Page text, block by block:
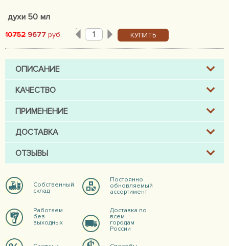
духи 50 мл
10752 9677 руб. КУПИТЬ
ОПИСАНИЕ
КАЧЕСТВО
ПРИМЕНЕНИЕ
ДОСТАВКА
ОТЗЫВЫ
Собственный
склад
Постоянно
обновляемый
ассортимент
Работаем
без
выходных
Доставка по
всем
городам
России